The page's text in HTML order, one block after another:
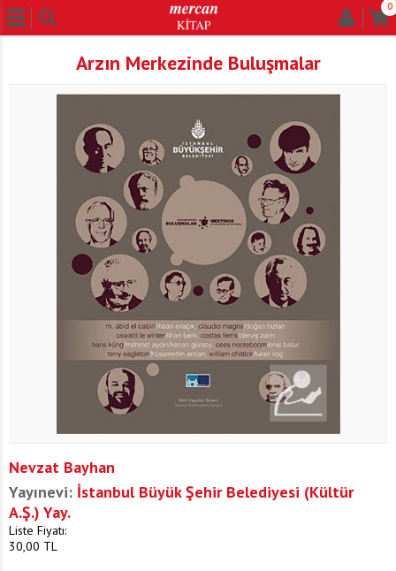
0
Arzın Merkezinde Buluşmalar
Nevzat Bayhan
Yayınevi: İstanbul Büyük Şehir Belediyesi (Kültür
A.Ş.) Yay.
Liste Fiyatı:
30,00 TL